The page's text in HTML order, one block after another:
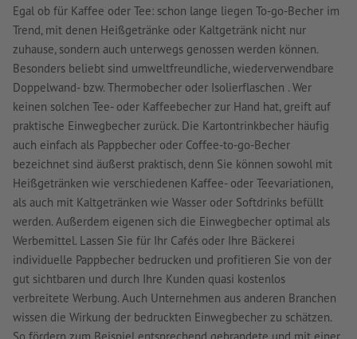
Egal ob für Kaffee oder Tee: schon lange liegen To-go-Becher im
Trend, mit denen Heißgetränke oder Kaltgetränk nicht nur
zuhause, sondern auch unterwegs genossen werden können.
Besonders beliebt sind umweltfreundliche, wiederverwendbare
Doppelwand- bzw. Thermobecher oder Isolierflaschen . Wer
keinen solchen Tee- oder Kaffeebecher zur Hand hat, greift auf
praktische Einwegbecher zurück. Die Kartontrinkbecher häufig
auch einfach als Pappbecher oder Coffee-to-go-Becher
bezeichnet sind äußerst praktisch, denn Sie können sowohl mit
Heißgetränken wie verschiedenen Kaffee- oder Teevariationen,
als auch mit Kaltgetränken wie Wasser oder Softdrinks befüllt
werden. Außerdem eigenen sich die Einwegbecher optimal als
Werbemittel. Lassen Sie für Ihr Cafés oder Ihre Bäckerei
individuelle Pappbecher bedrucken und profitieren Sie von der
gut sichtbaren und durch Ihre Kunden quasi kostenlos
verbreitete Werbung. Auch Unternehmen aus anderen Branchen
wissen die Wirkung der bedruckten Einwegbecher zu schätzen.